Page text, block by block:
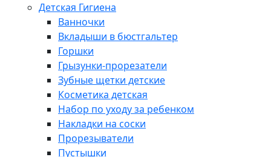
Детская Гигиена
Ванночки
Вкладыши в бюстгальтер
Горшки
Грызунки-прорезатели
Зубные щетки детские
Косметика детская
Набор по уходу за ребенком
Накладки на соски
Прорезыватели
Пустышки